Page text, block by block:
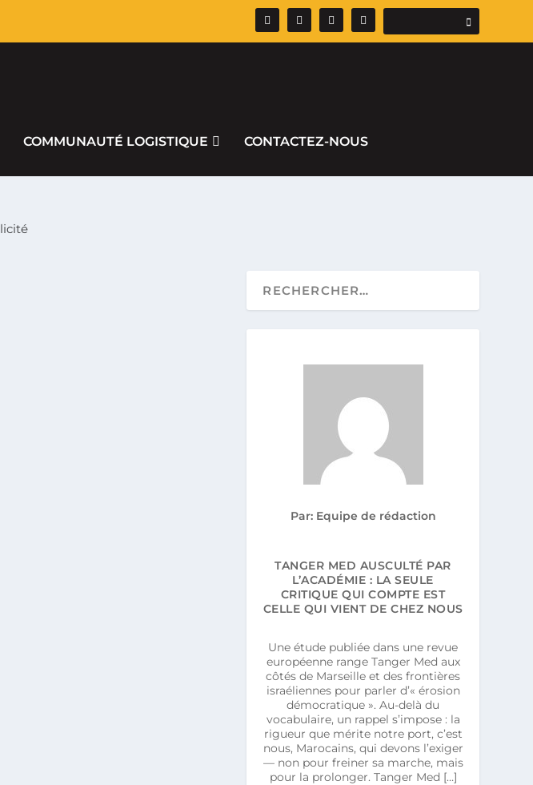
COMMUNAUTÉ LOGISTIQUE CONTACTEZ-NOUS
Par: Equipe de rédaction
TANGER MED AUSCULTÉ PAR
L’ACADÉMIE : LA SEULE
CRITIQUE QUI COMPTE EST
CELLE QUI VIENT DE CHEZ NOUS
Une étude publiée dans une revue
européenne range Tanger Med aux
côtés de Marseille et des frontières
israéliennes pour parler d’« érosion
démocratique ». Au-delà du
vocabulaire, un rappel s’impose : la
rigueur que mérite notre port, c’est
nous, Marocains, qui devons l’exiger
— non pour freiner sa marche, mais
pour la prolonger. Tanger Med […]